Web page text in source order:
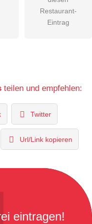
Restaurant-
Eintrag
teilen und empfehlen:
Twitter
Url/Link kopieren
eintragen!